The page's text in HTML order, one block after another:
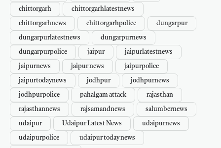
chittorgarh chittorgarhlatestnews
chittorgarhnews chittorgarhpolice dungarpur
dungarpurlatestnews dungarpurnews
dungarpurpolice jaipur jaipurlatestnews
jaipurnews jaipur news jaipurpolice
jaipurtodaynews jodhpur jodhpurnews
jodhpurpolice pahalgam attack rajasthan
rajasthannews rajsamandnews salumbernews
udaipur Udaipur Latest News udaipurnews
udaipurpolice udaipur today news